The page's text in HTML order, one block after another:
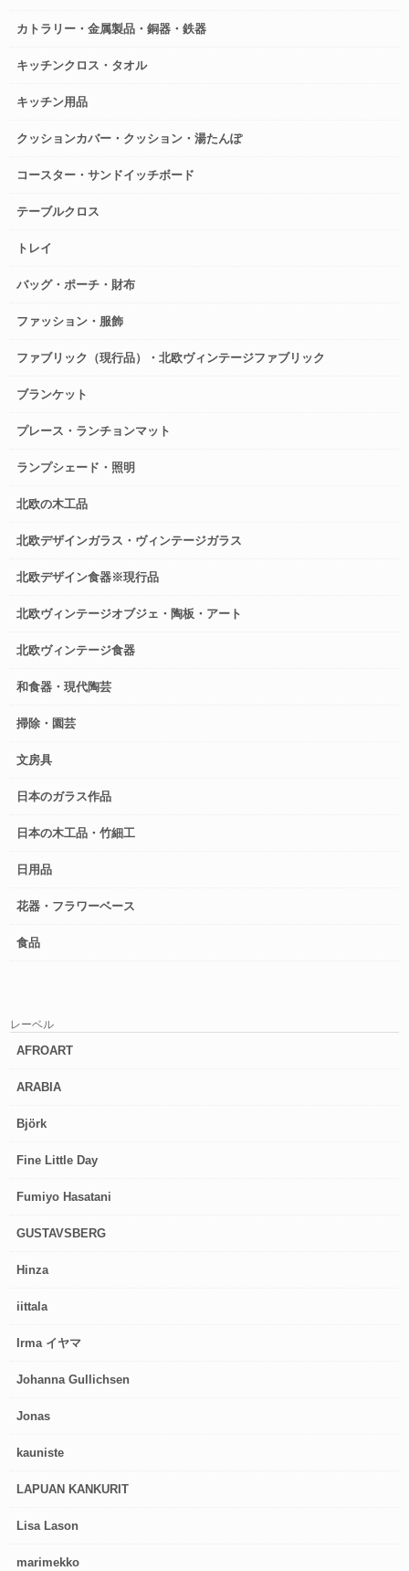
カトラリー・金属製品・銅器・鉄器
キッチンクロス・タオル
キッチン用品
クッションカバー・クッション・湯たんぽ
コースター・サンドイッチボード
テーブルクロス
トレイ
バッグ・ポーチ・財布
ファッション・服飾
ファブリック（現行品）・北欧ヴィンテージファブリック
ブランケット
プレース・ランチョンマット
ランプシェード・照明
北欧の木工品
北欧デザインガラス・ヴィンテージガラス
北欧デザイン食器※現行品
北欧ヴィンテージオブジェ・陶板・アート
北欧ヴィンテージ食器
和食器・現代陶芸
掃除・園芸
文房具
日本のガラス作品
日本の木工品・竹細工
日用品
花器・フラワーベース
食品
レーベル
AFROART
ARABIA
Björk
Fine Little Day
Fumiyo Hasatani
GUSTAVSBERG
Hinza
iittala
Irma イヤマ
Johanna Gullichsen
Jonas
kauniste
LAPUAN KANKURIT
Lisa Lason
marimekko